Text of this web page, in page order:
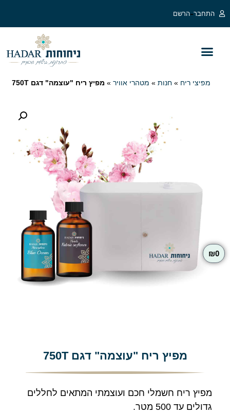
התחבר-הרשם
מפיצי ריח » חנות » מטהרי אוויר » מפיץ ריח "עוצמה" דגם 750T
מפיץ ריח "עוצמה" דגם 750T
מפיץ ריח חשמלי חכם ועוצמתי המתאים לחללים
גדולים עד 500 מטר.
₪0